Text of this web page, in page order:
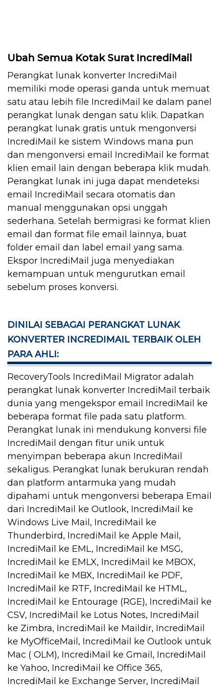
Ubah Semua Kotak Surat IncrediMail
Perangkat lunak konverter IncrediMail
memiliki mode operasi ganda untuk memuat
satu atau lebih file IncrediMail ke dalam panel
perangkat lunak dengan satu klik. Dapatkan
perangkat lunak gratis untuk mengonversi
IncrediMail ke sistem Windows mana pun
dan mengonversi email IncrediMail ke format
klien email lain dengan beberapa klik mudah.
Perangkat lunak ini juga dapat mendeteksi
email IncrediMail secara otomatis dan
manual menggunakan opsi unggah
sederhana. Setelah bermigrasi ke format klien
email dan format file email lainnya, buat
folder email dan label email yang sama.
Ekspor IncrediMail juga menyediakan
kemampuan untuk mengurutkan email
sebelum proses konversi.
DINILAI SEBAGAI PERANGKAT LUNAK
KONVERTER INCREDIMAIL TERBAIK OLEH
PARA AHLI:
RecoveryTools IncrediMail Migrator adalah
perangkat lunak konverter IncrediMail terbaik
dunia yang mengekspor email IncrediMail ke
beberapa format file pada satu platform.
Perangkat lunak ini mendukung konversi file
IncrediMail dengan fitur unik untuk
menyimpan beberapa akun IncrediMail
sekaligus. Perangkat lunak berukuran rendah
dan platform antarmuka yang mudah
dipahami untuk mengonversi beberapa Email
dari IncrediMail ke Outlook, IncrediMail ke
Windows Live Mail, IncrediMail ke
Thunderbird, IncrediMail ke Apple Mail,
IncrediMail ke EML, IncrediMail ke MSG,
IncrediMail ke EMLX, IncrediMail ke MBOX,
IncrediMail ke MBX, IncrediMail ke PDF,
IncrediMail ke RTF, IncrediMail ke HTML,
IncrediMail ke Entourage (RGE), IncrediMail ke
CSV, IncrediMail ke Lotus Notes, IncrediMail
ke Zimbra, IncrediMail ke Maildir, IncrediMail
ke MyOfficeMail, IncrediMail ke Outlook untuk
Mac ( OLM), IncrediMail ke Gmail, IncrediMail
ke Yahoo, IncrediMail ke Office 365,
IncrediMail ke Exchange Server, IncrediMail